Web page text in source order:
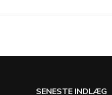
SENESTE INDLÆG